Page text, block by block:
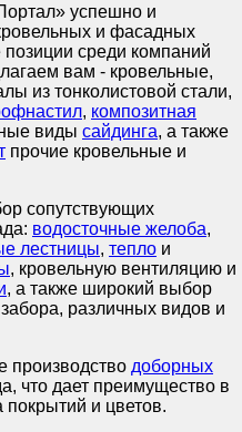
успешно и
и фасадных
среди компаний
вам - кровельные,
из тонколистовой стали,
, композитная
виды сайдинга, а также
прочие кровельные и
сопутствующих
водосточные желоба,
лестницы, тепло и
, кровельную вентиляцию и
, а также широкий выбор
различных видов и
производство доборных
что дает преимущество в
и цветов.